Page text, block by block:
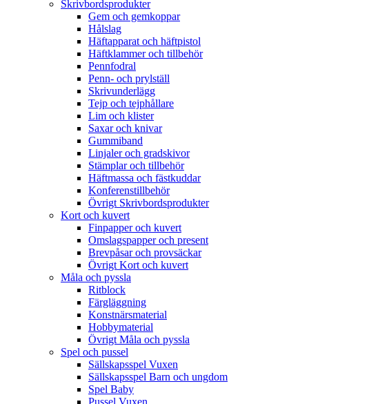
Skrivbordsprodukter
Gem och gemkoppar
Hålslag
Häftapparat och häftpistol
Häftklammer och tillbehör
Pennfodral
Penn- och prylställ
Skrivunderlägg
Tejp och tejphållare
Lim och klister
Saxar och knivar
Gummiband
Linjaler och gradskivor
Stämplar och tillbehör
Häftmassa och fästkuddar
Konferenstillbehör
Övrigt Skrivbordsprodukter
Kort och kuvert
Finpapper och kuvert
Omslagspapper och present
Brevpåsar och provsäckar
Övrigt Kort och kuvert
Måla och pyssla
Ritblock
Färgläggning
Konstnärsmaterial
Hobbymaterial
Övrigt Måla och pyssla
Spel och pussel
Sällskapsspel Vuxen
Sällskapsspel Barn och ungdom
Spel Baby
Pussel Vuxen